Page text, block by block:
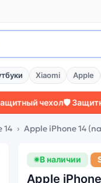
Xiaomi Apple
чехол🛡️ Защитное
14 Apple iPhone 14
В наличии
Apple